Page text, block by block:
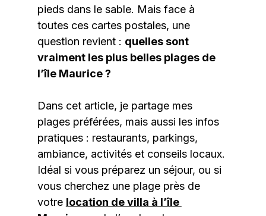
pieds dans le sable. Mais face à
toutes ces cartes postales, une
question revient : quelles sont
vraiment les plus belles plages de
l’île Maurice ?
Dans cet article, je partage mes
plages préférées, mais aussi les infos
pratiques : restaurants, parkings,
ambiance, activités et conseils locaux.
Idéal si vous préparez un séjour, ou si
vous cherchez une plage près de
votre location de villa à l’île